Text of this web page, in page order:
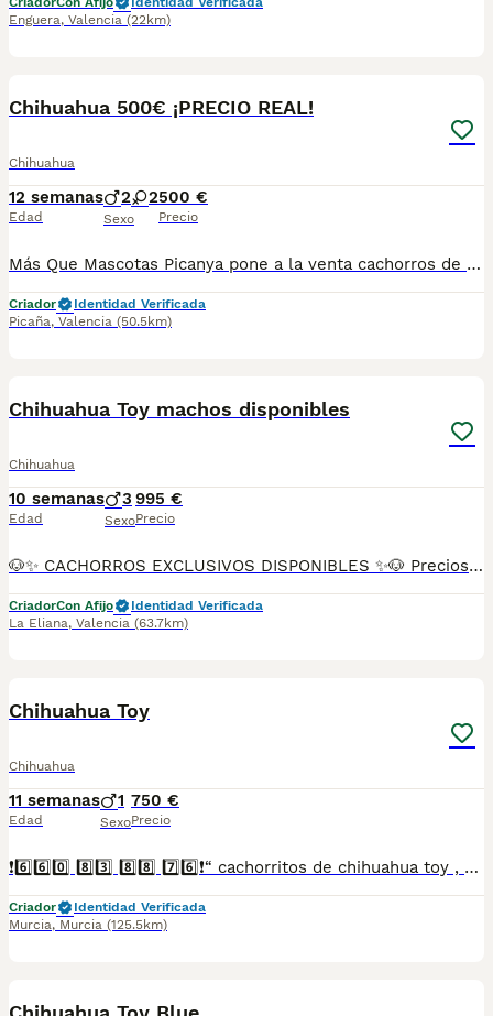
Enguera, Valencia (22km)
Chihuahua 500€ ¡PRECIO REAL!
Chihuahua
12 semanas
Edad
2 2
Sexo
500 €
Precio
Más Que Mascotas Picanya pone a la venta cachorros de Chihuahua . Se entran vacunados, desparasitados interna y externamente, cartilla sanitaria y garantía por escrito. Para más información de los cachorros ponerse en contacto al 640661289 Plaza España 4, Picanya
Criador
Identidad Verificada
Picaña, Valencia (50.5km)
Chihuahua Toy machos disponibles
Chihuahua
10 semanas
Edad
3
Sexo
995 €
Precio
🐶✨ CACHORROS EXCLUSIVOS DISPONIBLES ✨🐶 Preciosos cachorros criados en ambiente familiar, rodeados de amor y cuidados desde el primer día ❤️ Totalmente socializados, cariñosos y acostumbrados al contacto con personas. 📦 Se entregan con todas las garantías: ✔️ Cartilla sanitaria ✔️ Vacunación al día 💉 ✔️ Desparasitación completa ✅ ✔️ Garantía vírica 😷 ✔️ Garantía congénita 👌 ✔️ Contrato de entrega ✍️ 📸 Síguenos en Instagram: @fincapaunais para ver fotos y vídeos reales ⚠️ Disponibilidad limitada ⚠️ Se reservan rápido. 📲 Contacto directo por WhatsApp: 671 454 202 Solo personas responsables
CriadorCon Afijo
Identidad Verificada
La Eliana, Valencia (63.7km)
Chihuahua Toy
Chihuahua
11 semanas
Edad
1
Sexo
750 €
Precio
❗6️⃣6️⃣0️⃣ 8️⃣3️⃣ 8️⃣8️⃣ 7️⃣6️⃣❗“ cachorritos de chihuahua toy , entregamos vacunados desparasitados con cartilla veterinaria, microchip y contrato de garantia de compra..”
Criador
Identidad Verificada
Murcia, Murcia (125.5km)